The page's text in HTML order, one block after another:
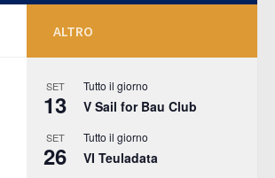
ALTRO
SET
13
Tutto il giorno
V Sail for Bau Club
SET
26
Tutto il giorno
VI Teuladata